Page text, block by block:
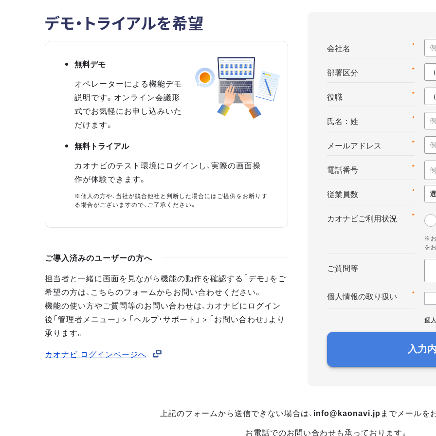
デモ・トライアルを希望
無料デモ
オペレーターによる機能デモ
説明です。オンライン会議形
式でお気軽にお申し込みいた
だけます。
無料トライアル
カオナビのテスト環境にログインし、実際の画面操
作が体験できます。
※個人の方や、当社が競合他社と判断した場合にはご提供をお断りす
る場合がございますので、ご了承ください。
ご導入済みのユーザーの方へ
担当者と一緒に画面を見ながら機能の動作を確認する「デモ」をご
希望の方は、こちらのフォームからお問い合わせください。
機能の使い方やご質問等のお問い合わせは、カオナビにログイン
後「管理者メニュー」＞「ヘルプ・サポート」＞「お問い合わせ」より
承ります。
カオナビ ログインページへ
*
会社名
*
部署区分
*
役職
*
氏名：姓
*
メールアドレス
*
電話番号
*
従業員数
*
カオナビご利用状況
※お
を
ご質問等
*
個人情報の取り扱い
個
入力
上記のフォームから送信できない場合は、 info@kaonavi.jp までメールを
お電話でのお問い合わせも承っております。